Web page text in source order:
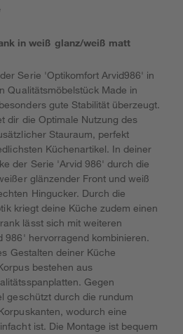
in weiß glanz/weiß matt
Serie 'Optikomfort Arvid986' in
Qualitätsmöbelstück Made in
gute Stabilität überzeugt.
dir die Optimale Nutzung des
Stauraum, perfekt
Küchenartikel. In deiner
der Serie 'Arvid 986' durch die
glänzender Front und weiß
Hingucker. Durch die
kriegt deine Küche zudem einen
lässt sich mit weiteren
986' hervorragend kombinieren.
Gestalten deiner Küche
bestehen aus
Gegen
geschützt durch die rundum
wodurch eine
ist. Die Montage ist bequem